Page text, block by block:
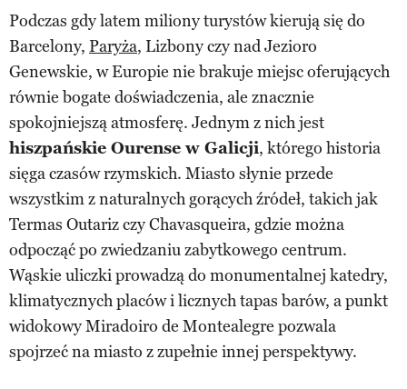
Podczas gdy latem miliony turystów kierują się do
Barcelony, Paryża, Lizbony czy nad Jezioro
Genewskie, w Europie nie brakuje miejsc oferujących
równie bogate doświadczenia, ale znacznie
spokojniejszą atmosferę. Jednym z nich jest
hiszpańskie Ourense w Galicji, którego historia
sięga czasów rzymskich. Miasto słynie przede
wszystkim z naturalnych gorących źródeł, takich jak
Termas Outariz czy Chavasqueira, gdzie można
odpocząć po zwiedzaniu zabytkowego centrum.
Wąskie uliczki prowadzą do monumentalnej katedry,
klimatycznych placów i licznych tapas barów, a punkt
widokowy Miradoiro de Montealegre pozwala
spojrzeć na miasto z zupełnie innej perspektywy.